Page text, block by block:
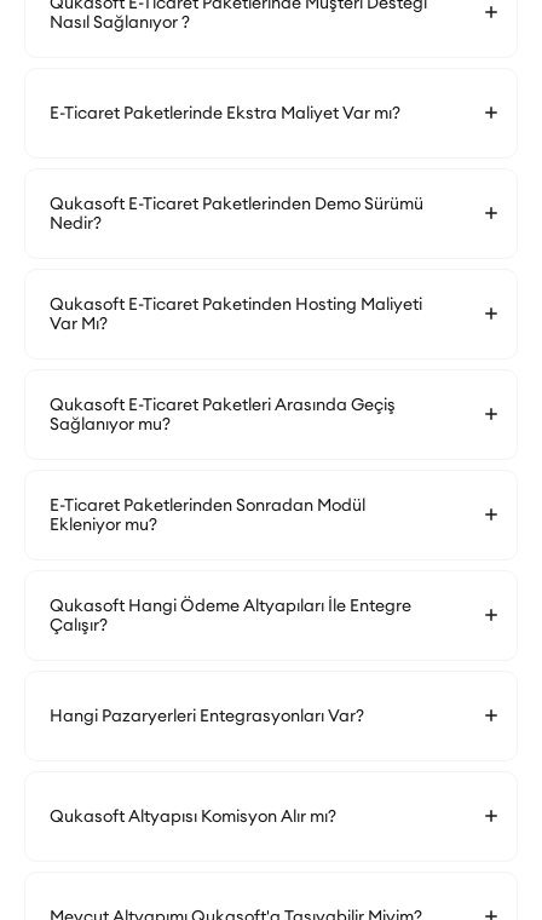
Nasıl Sağlanıyor ?
E-Ticaret Paketlerinde Ekstra Maliyet Var mı?
Qukasoft E-Ticaret Paketlerinden Demo Sürümü
Nedir?
Qukasoft E-Ticaret Paketinden Hosting Maliyeti
Var Mı?
Qukasoft E-Ticaret Paketleri Arasında Geçiş
Sağlanıyor mu?
E-Ticaret Paketlerinden Sonradan Modül
Ekleniyor mu?
Qukasoft Hangi Ödeme Altyapıları İle Entegre
Çalışır?
Hangi Pazaryerleri Entegrasyonları Var?
Qukasoft Altyapısı Komisyon Alır mı?